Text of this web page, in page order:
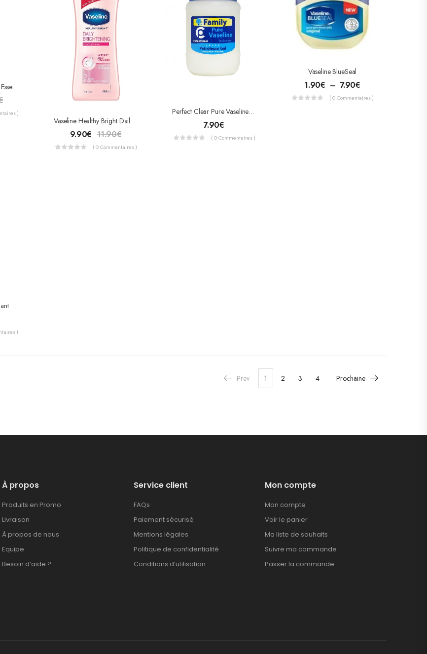
Vaseline Intensive Care Essential Healing 600ml
)
Vaseline Healthy Bright Daily Brightening 600ml
9.90€ 11.90€
( 0 Commentaires )
Perfect Clear Pure Vaseline Sans Parfum Format Famille 1200ml
7.90€
( 0 Commentaires )
Vaseline BlueSeal
1.90€ – 7.90€
( 0 Commentaires )
Vaseline – Cocoa Radiant Body Oil – Huile Corporelle En Gel Au Beurre De Cacao
)
Prev 1 2 3 4 Prochaine
À propos
Produits en Promo
Livraison
À propos de nous
Equipe
Besoin d’aide ?
Service client
FAQs
Paiement sécurisé
Mentions légales
Politique de confidentialité
Conditions d’utilisation
Mon compte
Mon compte
Voir le panier
Ma liste de souhaits
Suivre ma commande
Passer la commande